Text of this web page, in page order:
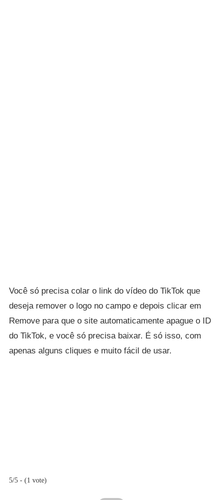
Você só precisa colar o link do vídeo do TikTok que
deseja remover o logo no campo e depois clicar em
Remove para que o site automaticamente apague o ID
do TikTok, e você só precisa baixar. É só isso, com
apenas alguns cliques e muito fácil de usar.
5/5 - (1 vote)